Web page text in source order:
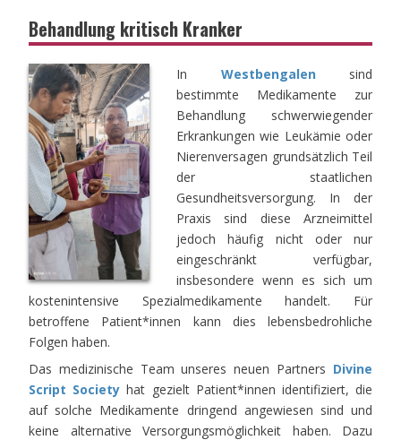
Behandlung kritisch Kranker
In Westbengalensind
bestimmte Medikamente zur
Behandlung schwerwiegender
Erkrankungen wie Leukämie oder
Nierenversagen grundsätzlich Teil
der staatlichen
Gesundheitsversorgung. In der
Praxis sind diese Arzneimittel
jedoch häufig nicht oder nur
eingeschränkt verfügbar,
insbesondere wenn es sich um
kostenintensive Spezialmedikamente handelt. Für
betroffene Patient*innen kann dies lebensbedrohliche
Folgen haben.
Das medizinische Team unseres neuen Partners Divine
Script Society hat gezielt Patient*innen identifiziert, die
auf solche Medikamente dringend angewiesen sind und
keine alternative Versorgungsmöglichkeit haben. Dazu